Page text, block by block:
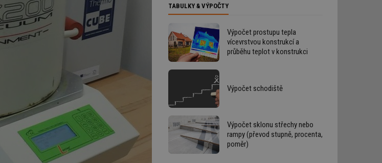
TABULKY & VÝPOČTY
Výpočet prostupu tepla
vícevrstvou konstrukcí a
průběhu teplot v konstrukci
Výpočet schodiště
Výpočet sklonu střechy nebo
rampy (převod stupně, procenta,
poměr)